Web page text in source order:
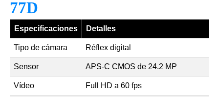
77D
Especificaciones Detalles
Tipo de cámara Réflex digital
Sensor APS-C CMOS de 24.2 MP
Vídeo Full HD a 60 fps